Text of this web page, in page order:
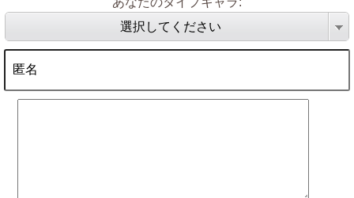
選択してください